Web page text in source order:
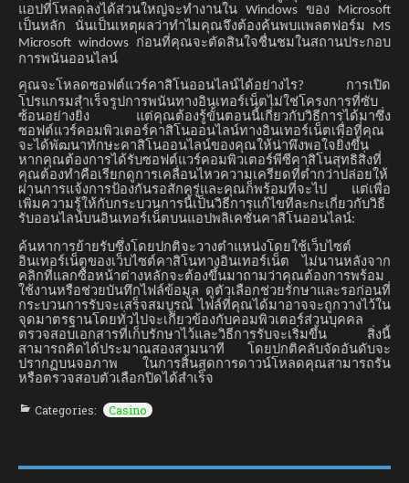
แอปที่โหลดลงได้ส่วนใหญ่จะทำงานใน Windows ของ Microsoft
เป็นหลัก นั่นเป็นเหตุผลว่าทำไมคุณจึงต้องค้นพบแพลตฟอร์ม MS
Microsoft windows ก่อนที่คุณจะตัดสินใจชื่นชมในสถานประกอบ
การพนันออนไลน์
คุณจะโหลดซอฟต์แวร์คาสิโนออนไลน์ได้อย่างไร? การเปิด
โปรแกรมสำเร็จรูปการพนันทางอินเทอร์เน็ตไม่ใช่โครงการที่ซับ
ซ้อนอย่างยิ่ง
แต่คุณต้องรู้ขั้นตอนนี้เกี่ยวกับวิธีการได้มาซึ่ง
ซอฟต์แวร์คอมพิวเตอร์คาสิโนออนไลน์ทางอินเทอร์เน็ตเพื่อที่คุณ
จะได้พัฒนาทักษะคาสิโนออนไลน์ของคุณให้น่าพึงพอใจยิ่งขึ้น
หากคุณต้องการได้รับซอฟต์แวร์คอมพิวเตอร์พีซีคาสิโนสุทธิสิ่งที่
คุณต้องทำคือเรียกดูการเคลื่อนไหวความเครียดที่ต่ำกว่าปล่อยให้
ผ่านการแจ้งการป้องกันรอสักครู่และคุณก็พร้อมที่จะไป
แต่เพื่อ
เพิ่มความรู้ให้กับกระบวนการนี้เป็นวิธีการแก้ไขทีละกะเกี่ยวกับวิธี
รับออนไลน์บนอินเทอร์เน็ตบนแอปพลิเคชั่นคาสิโนออนไลน์:
ค้นหาการย้ายรับซึ่งโดยปกติจะวางตำแหน่งโดยใช้เว็บไซต์
อินเทอร์เน็ตของเว็บไซต์คาสิโนทางอินเทอร์เน็ต
ไม่นานหลังจาก
คลิกที่แลกซื้อหน้าต่างหลักจะต้องขึ้นมาถามว่าคุณต้องการพร้อม
ใช้งานหรือช่วยบันทึกไฟล์ข้อมูล ดูตัวเลือกช่วยรักษาและรอก่อนที่
กระบวนการรับจะเสร็จสมบูรณ์ ไฟล์ที่คุณได้มาอาจจะถูกวางไว้ใน
จุดมาตรฐานโดยทั่วไปจะเกี่ยวข้องกับคอมพิวเตอร์ส่วนบุคคล
ตรวจสอบเอกสารที่เก็บรักษาไว้และวิธีการรับจะเริ่มขึ้น
สิ่งนี้
สามารถคิดได้ประมาณสองสามนาที
โดยปกติคลับจัดอันดับจะ
ปรากฏบนจอภาพ
ในการสิ้นสุดการดาวน์โหลดคุณสามารถรัน
หรือตรวจสอบตัวเลือกปิดได้สำเร็จ
Categories: Casino